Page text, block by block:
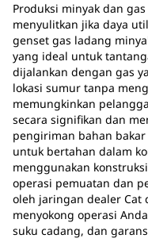
Produksi minyak dan
menyulitkan jika daya
genset gas ladang
yang ideal untuk
dijalankan dengan gas
lokasi sumur tanpa
memungkinkan
secara signifikan dan
pengiriman bahan
untuk bertahan dalam
menggunakan
operasi pemuatan dan
oleh jaringan dealer Cat
menyokong operasi
suku cadang, dan